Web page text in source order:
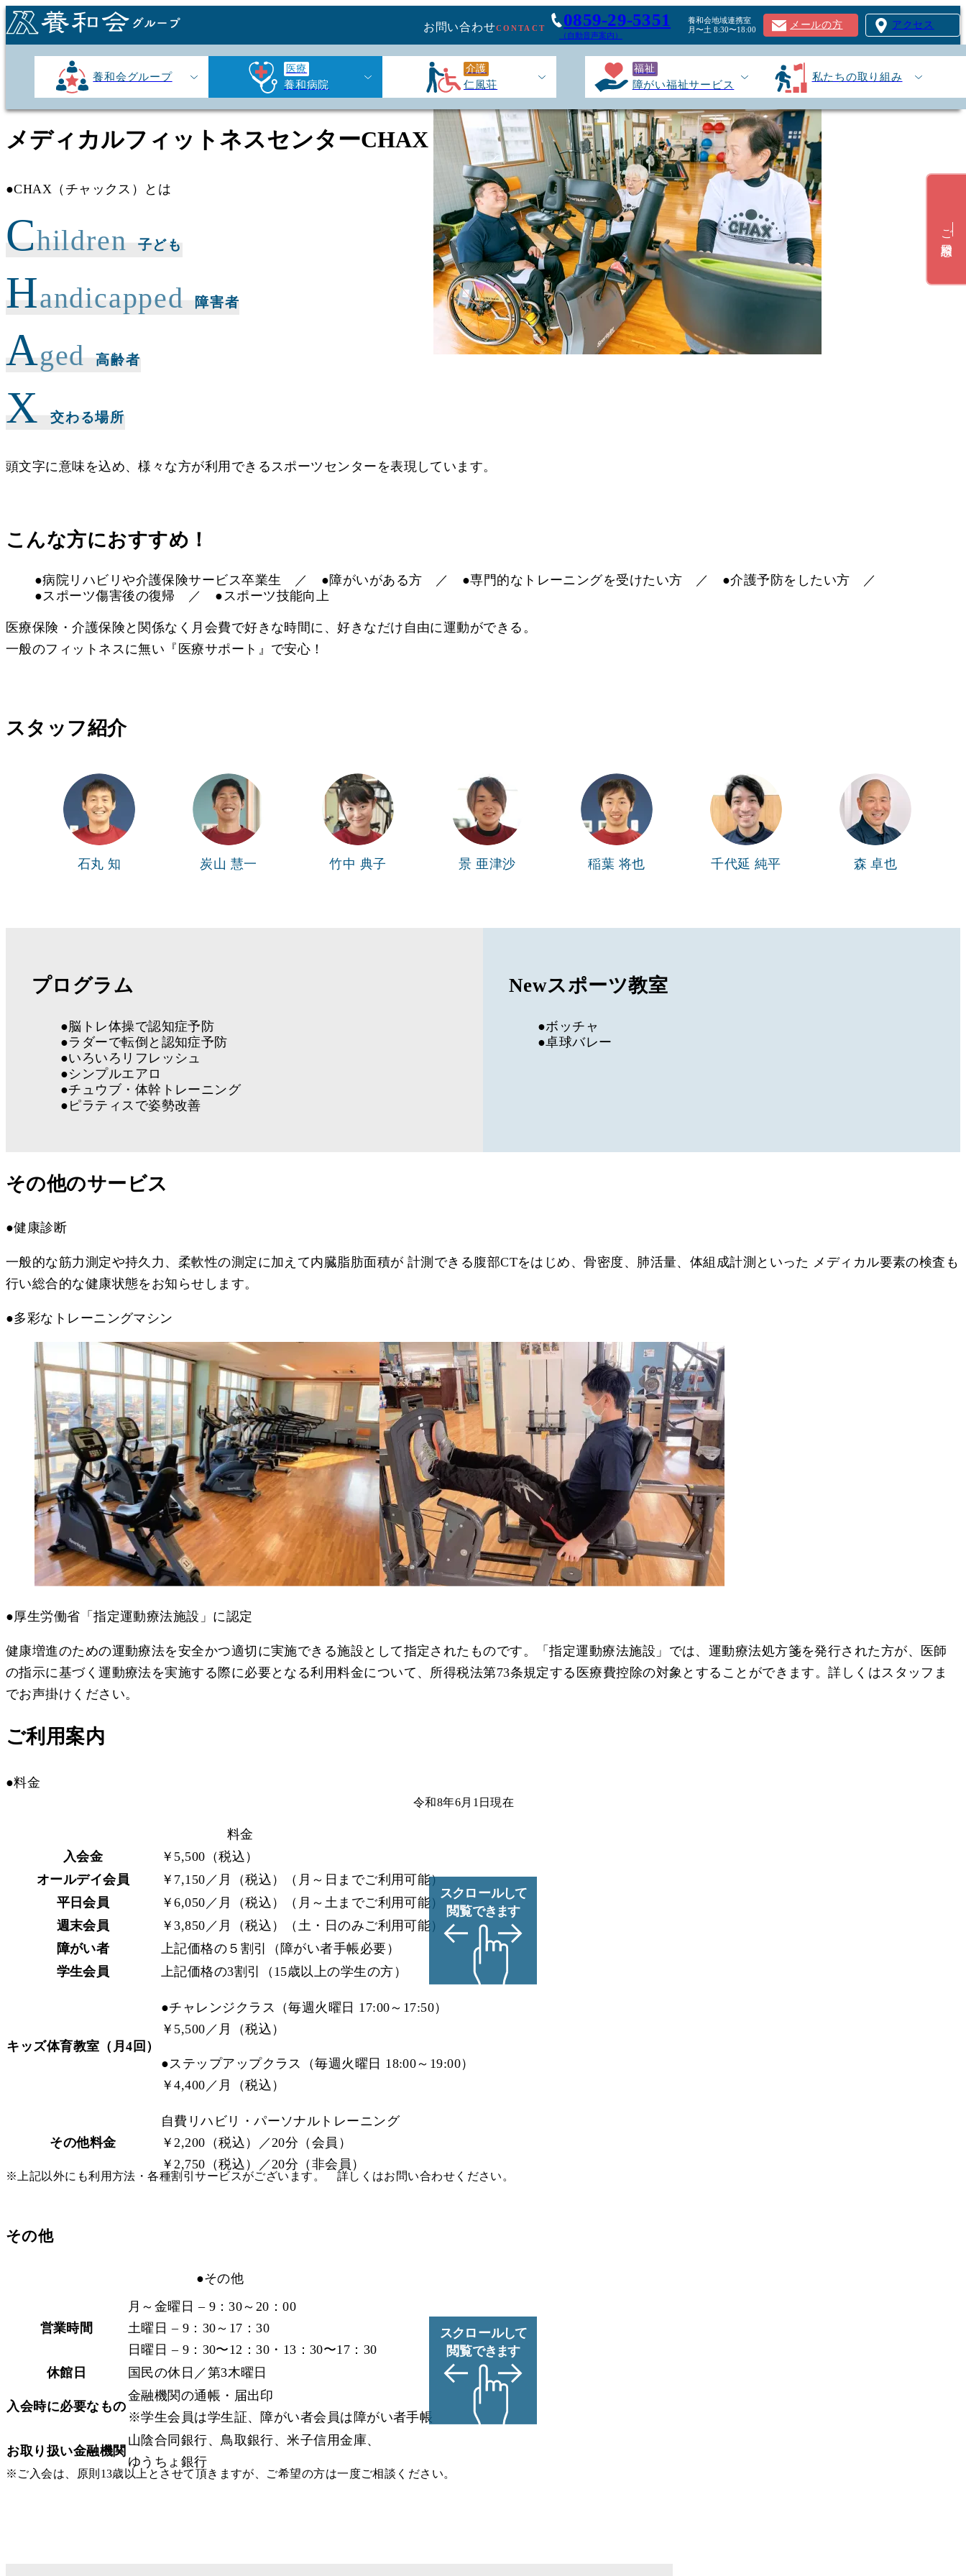
お問い合わせCONTACT 0859-29-5351
（自動音声案内）
養和会地域連携室
月〜土 8:30〜18:00
メールの方 アクセス
養和会グループ
医療
養和病院
介護
仁風荘
福祉
障がい福祉サービス
私たちの取り組み
メディカルフィットネスセンターCHAX CHAX
●CHAX（チャックス）とは
Children 子ども
Handicapped 障害者
Aged 高齢者
X 交わる場所
頭文字に意味を込め、様々な方が利用できるスポーツセンターを表現しています。
こんな方におすすめ！
●病院リハビリや介護保険サービス卒業生 ／ ●障がいがある方 ／ ●専門的なトレーニングを受けたい方 ／ ●介護予防をしたい方 ／
●スポーツ傷害後の復帰 ／ ●スポーツ技能向上
医療保険・介護保険と関係なく月会費で好きな時間に、好きなだけ自由に運動ができる。
一般のフィットネスに無い『医療サポート』で安心！
スタッフ紹介
石丸 知 炭山 慧一 竹中 典子 景 亜津沙 稲葉 将也 千代延 純平 森 卓也
プログラム
●脳トレ体操で認知症予防
●ラダーで転倒と認知症予防
●いろいろリフレッシュ
●シンプルエアロ
●チュウブ・体幹トレーニング
●ピラティスで姿勢改善
Newスポーツ教室
●ボッチャ
●卓球バレー
その他のサービス
●健康診断
一般的な筋力測定や持久力、柔軟性の測定に加えて内臓脂肪面積が 計測できる腹部CTをはじめ、骨密度、肺活量、体組成計測といった メディカル要素の検査も
行い総合的な健康状態をお知らせします。
●多彩なトレーニングマシン
●厚生労働省「指定運動療法施設」に認定
健康増進のための運動療法を安全かつ適切に実施できる施設として指定されたものです。「指定運動療法施設」では、運動療法処方箋を発行された方が、医師
の指示に基づく運動療法を実施する際に必要となる利用料金について、所得税法第73条規定する医療費控除の対象とすることができます。詳しくはスタッフま
でお声掛けください。
ご利用案内
●料金
令和8年6月1日現在
料金
入会金
￥5,500（税込）
オールデイ会員
￥7,150／月（税込）（月～日までご利用可能）
平日会員
￥6,050／月（税込）（月～土までご利用可能）
週末会員
￥3,850／月（税込）（土・日のみご利用可能）
障がい者
上記価格の５割引（障がい者手帳必要）
学生会員
上記価格の3割引（15歳以上の学生の方）
キッズ体育教室（月4回）
●チャレンジクラス（毎週火曜日 17:00～17:50）
￥5,500／月（税込）
●ステップアップクラス（毎週火曜日 18:00～19:00）
￥4,400／月（税込）
その他料金
自費リハビリ・パーソナルトレーニング
￥2,200（税込）／20分（会員）
￥2,750（税込）／20分（非会員）
※上記以外にも利用方法・各種割引サービスがございます。 詳しくはお問い合わせください。
その他
●その他
営業時間
月～金曜日 – 9：30～20：00
土曜日 – 9：30～17：30
日曜日 – 9：30〜12：30・13：30〜17：30
休館日
国民の休日／第3木曜日
入会時に必要なもの
金融機関の通帳・届出印
※学生会員は学生証、障がい者会員は障がい者手帳
お取り扱い金融機関
山陰合同銀行、鳥取銀行、米子信用金庫、
ゆうちょ銀行
※ご入会は、原則13歳以上と させて頂きますが、 ご希望の方は一度ご相談ください。
ご相談窓口